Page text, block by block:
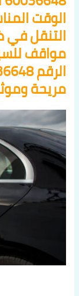
الوقت
التنقل
مواقف
مريحة